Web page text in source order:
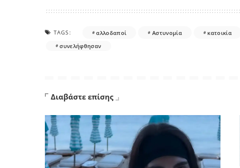
TAGS: αλλοδαποί Αστυνομία κατοικία
συνελήφθησαν
Διαβάστε επίσης